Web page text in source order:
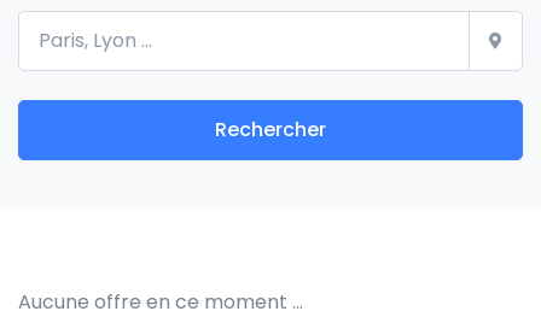
Rechercher
Aucune offre en ce moment …